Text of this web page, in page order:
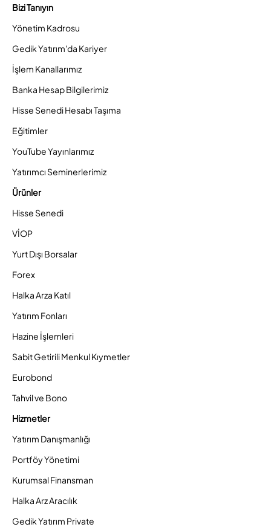
Bizi Tanıyın
Yönetim Kadrosu
Gedik Yatırım'da Kariyer
İşlem Kanallarımız
Banka Hesap Bilgilerimiz
Hisse Senedi Hesabı Taşıma
Eğitimler
YouTube Yayınlarımız
Yatırımcı Seminerlerimiz
Ürünler
Hisse Senedi
VİOP
Yurt Dışı Borsalar
Forex
Halka Arza Katıl
Yatırım Fonları
Hazine İşlemleri
Sabit Getirili Menkul Kıymetler
Eurobond
Tahvil ve Bono
Hizmetler
Yatırım Danışmanlığı
Portföy Yönetimi
Kurumsal Finansman
Halka Arz Aracılık
Gedik Yatırım Private